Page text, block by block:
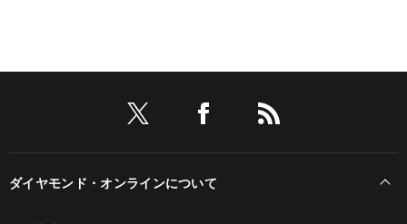
ダイヤモンド・オンラインについて